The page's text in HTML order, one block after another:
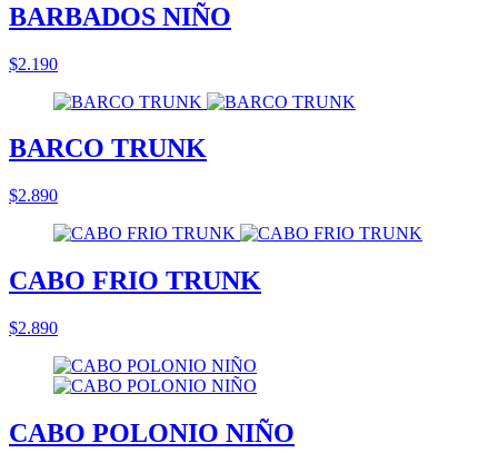
BARBADOS NIÑO
$2.190
BARCO TRUNK
$2.890
CABO FRIO TRUNK
$2.890
CABO POLONIO NIÑO